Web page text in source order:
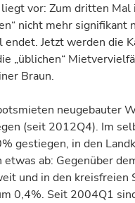
vor: Zum dritten Mal
nicht mehr signifikant
Jetzt werden die
„üblichen“
Braun.
neu­gebauter
(seit 2012Q4). Im
gestiegen, in den
ab: Gegenüber
und in den kreis­freien
0,4%. Seit 2004Q1